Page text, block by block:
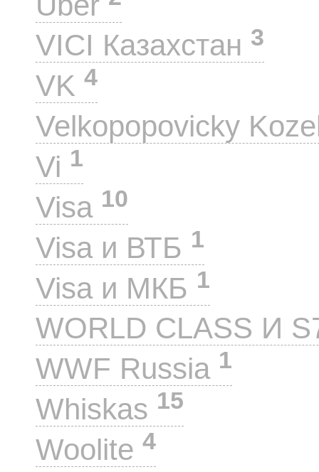
VICI Казахстан 3
VK 4
Velkopopovicky
Vi 1
Visa 10
Visa и ВТБ 1
Visa и МКБ 1
WORLD CLASS И
WWF Russia 1
Whiskas 15
Woolite 4